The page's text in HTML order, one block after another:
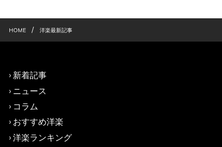
HOME / 洋楽最新記事
新着記事
ニュース
コラム
おすすめ洋楽
洋楽ランキング